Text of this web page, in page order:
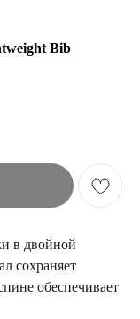
Bib
в двойной
сохраняет
обеспечивает